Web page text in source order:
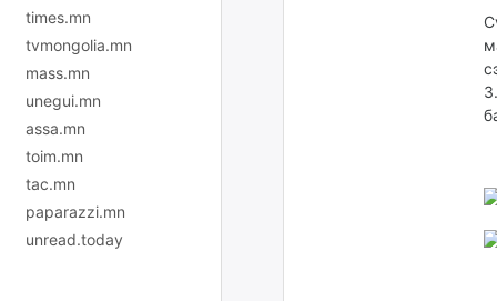
times.mn
tvmongolia.mn
mass.mn
unegui.mn
assa.mn
toim.mn
tac.mn
paparazzi.mn
unread.today